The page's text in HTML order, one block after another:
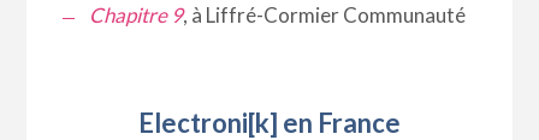
Chapitre 9, à Liffré-Cormier Communauté
Electroni[k] en France